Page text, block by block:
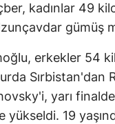
kadınlar 49
gümüş
erkekler 54
Sırbistan'dan
yarı
yükseldi. 19